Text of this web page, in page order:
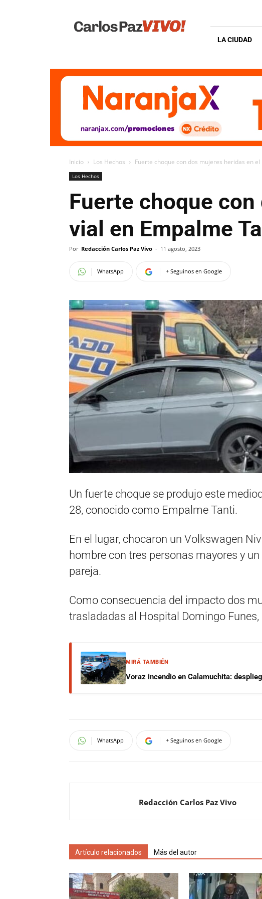
Vivo
LA CIUDAD
Inicio Los Hechos Fuerte choque con dos mujeres heridas en
Los Hechos
Fuerte choque
vial en Empalme
Por Redacción Carlos Paz Vivo - 11 agosto, 2023
WhatsApp + Seguinos en Google
Un fuerte choque se produjo este
28, conocido como Empalme Tanti.
En el lugar, chocaron un Volkswagen
hombre con tres personas mayores y
pareja.
Como consecuencia del impacto dos
trasladadas al Hospital Domingo
MIRÁ TAMBIÉN
Voraz incendio en Calamuchita:
WhatsApp + Seguinos en Google
Redacción Carlos Paz Vivo
Artículo relacionados Más del autor